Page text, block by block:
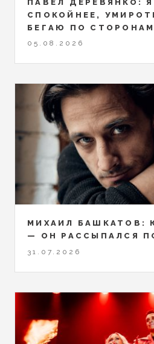
ПАВЕЛ ДЕРЕВЯНКО:
СПОКОЙНЕЕ,
БЕГАЮ ПО
05.08.2026
МИХАИЛ БАШКАТОВ:
— ОН РАССЫПАЛСЯ
31.07.2026